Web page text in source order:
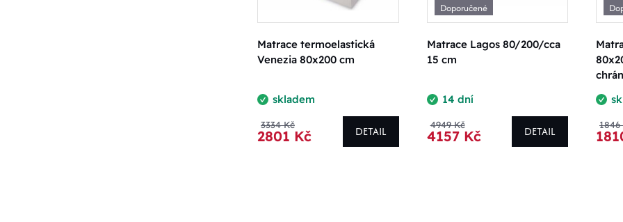
Matrace termoelastická
Venezia 80x200 cm
skladem
3334 Kč
2801 Kč DETAIL
Doporučené
Matrace Lagos 80/200/cca
15 cm
14 dní
4949 Kč
4157 Kč DETAIL 1846